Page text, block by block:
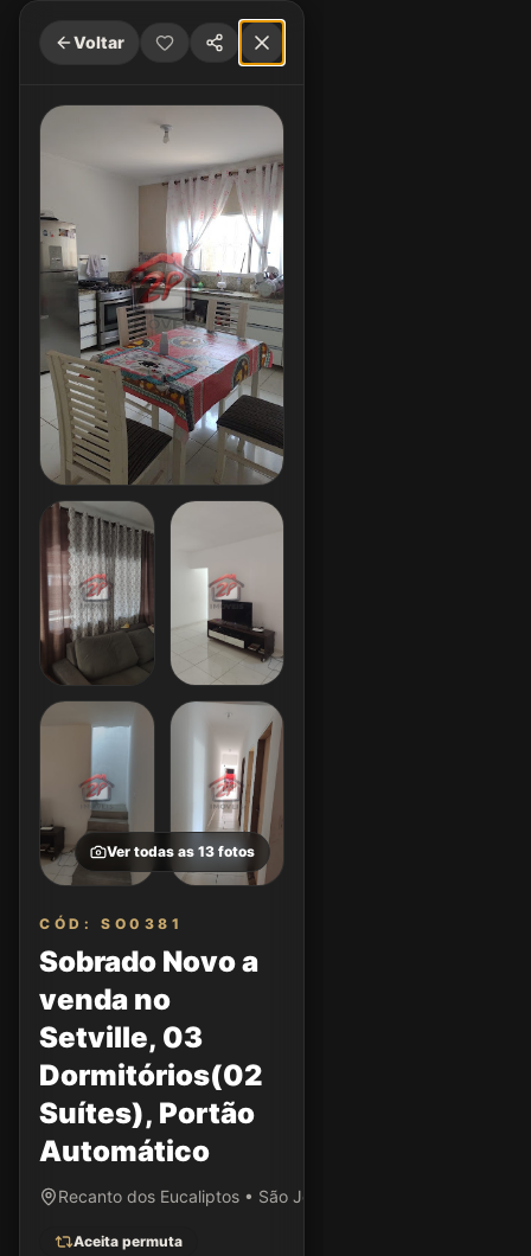
Voltar
Ver todas as 13 fotos
CÓD: SO0381
Sobrado Novo a
venda no
Setville, 03
Dormitórios(02
Suítes), Portão
Automático
Recanto dos Eucaliptos • São José dos Campos/SP
Aceita permuta